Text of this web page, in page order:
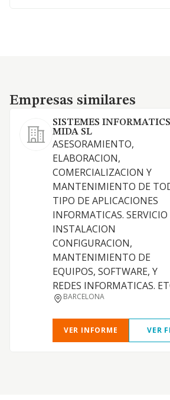
Empresas similares
Empresas similares
SISTEMES
MIDA SL
ASESORAMIENTO,
ELABORACION,
COMERCIALIZACION Y
MANTENIMIENTO DE
TIPO DE APLICACIONES
INFORMATICAS. SERVICIO
INSTALACION
CONFIGURACION,
MANTENIMIENTO DE
EQUIPOS, SOFTWARE, Y
REDES INFORMATICAS.
BARCELONA
VER INFORME VER